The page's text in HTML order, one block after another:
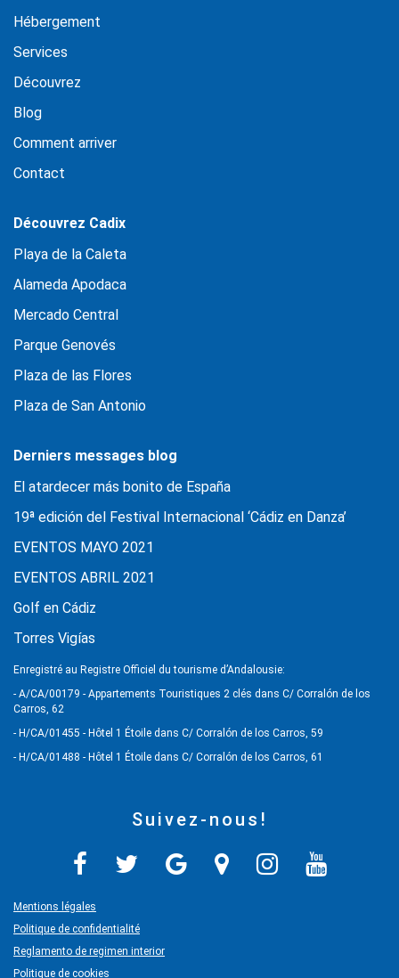
Hébergement
Services
Découvrez
Blog
Comment arriver
Contact
Découvrez Cadix
Playa de la Caleta
Alameda Apodaca
Mercado Central
Parque Genovés
Plaza de las Flores
Plaza de San Antonio
Derniers messages blog
El atardecer más bonito de España
19ª edición del Festival Internacional ‘Cádiz en Danza’
EVENTOS MAYO 2021
EVENTOS ABRIL 2021
Golf en Cádiz
Torres Vigías
Enregistré au Registre Officiel du tourisme d’Andalousie:
- A/CA/00179 - Appartements Touristiques 2 clés dans C/ Corralón de los
Carros, 62
- H/CA/01455 - Hôtel 1 Étoile dans C/ Corralón de los Carros, 59
- H/CA/01488 - Hôtel 1 Étoile dans C/ Corralón de los Carros, 61
Suivez-nous!
Mentions légales
Politique de confidentialité
Reglamento de regimen interior
Politique de cookies